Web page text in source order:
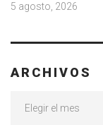
5 agosto, 2026
ARCHIVOS